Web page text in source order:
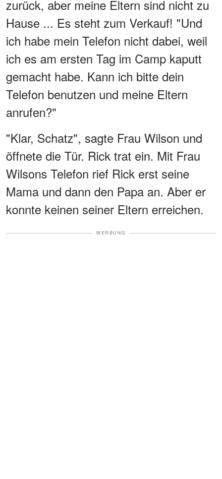
zurück, aber meine Eltern sind nicht zu
Hause ... Es steht zum Verkauf! "Und
ich habe mein Telefon nicht dabei, weil
ich es am ersten Tag im Camp kaputt
gemacht habe. Kann ich bitte dein
Telefon benutzen und meine Eltern
anrufen?"
"Klar, Schatz", sagte Frau Wilson und
öffnete die Tür. Rick trat ein. Mit Frau
Wilsons Telefon rief Rick erst seine
Mama und dann den Papa an. Aber er
konnte keinen seiner Eltern erreichen.
WERBUNG